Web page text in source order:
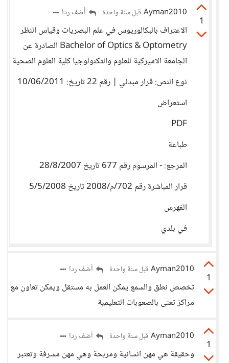
1
Ayman2010 قبل سنة واحدة أضف ردا
الاعتراف بالبكالوريوس في علم البصريات وقياس النظر
Bachelor of Optics & Optometry الصادرة عن
الجامعة الاميركية للعلوم والتكنولوجيا كلية العلوم الصحية
نوع النص: قرار مبدئي | رقم 22 تاريخ: 10/06/2011
استعراض
PDF
طباعة
المرجع: - المرسوم رقم 677 تاريخ 28/8/2007
قرار المباشرة رقم 702/م/2008 تاريخ 5/5/2008
الفهرس
في بلدي
1
Ayman2010 قبل سنة واحدة أضف ردا
تخصص نطق والسمع يمكن العمل به مستقل ويمكن تعاون مع
مراكز تعنى بالصعوبات التعليمية
1
Ayman2010 قبل سنة واحدة أضف ردا
وحقيقة هي مهن انسانية ومربحة وهي مهن مشرفة وتعتبر